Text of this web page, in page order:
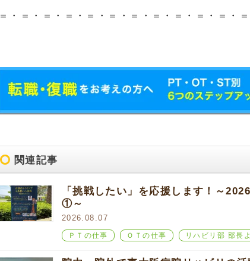
＝・＝・＝・＝・＝・＝・＝・＝・＝・＝・＝・
関連記事
「挑戦したい」を応援します！～
①～
2026.08.07
ＰＴの仕事 ＯＴの仕事 リハビリ部 部長